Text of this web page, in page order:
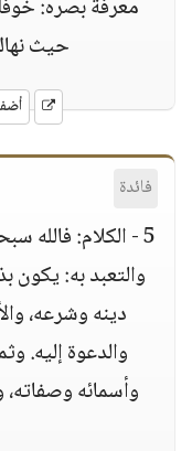
معرفة بصره:
حيث
فائدة
5 - الكلام: فالله
والتعبد به: يكون
دينه وشرعه،
والدعوة إليه.
وأسمائه